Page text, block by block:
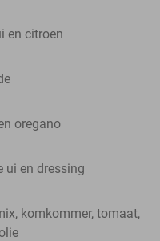
en citroen
oregano
ui en dressing
komkommer, tomaat,